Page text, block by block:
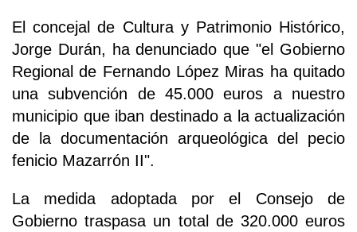
El concejal de Cultura y Patrimonio Histórico,
Jorge Durán, ha denunciado que "el Gobierno
Regional de Fernando López Miras ha quitado
una subvención de 45.000 euros a nuestro
municipio que iban destinado a la actualización
de la documentación arqueológica del pecio
fenicio Mazarrón II".
La medida adoptada por el Consejo de
Gobierno traspasa un total de 320.000 euros